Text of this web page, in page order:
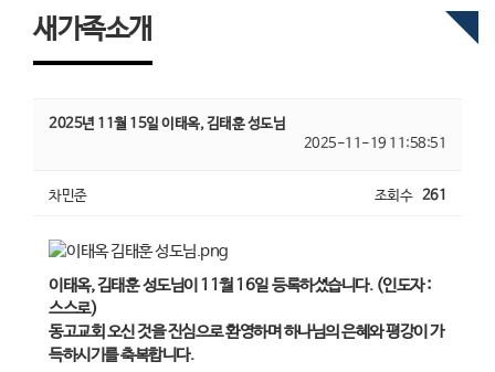
새가족소개
2025년 11월 15일 이태옥, 김태훈 성도님
2025-11-19 11:58:51
차민준 조회수 261
이태옥, 김태훈 성도님이 11월 16일 등록하셨습니다. (인도자 :
스스로)
동고교회 오신 것을 진심으로 환영하며 하나님의 은혜와 평강이 가
득하시기를 축복합니다.